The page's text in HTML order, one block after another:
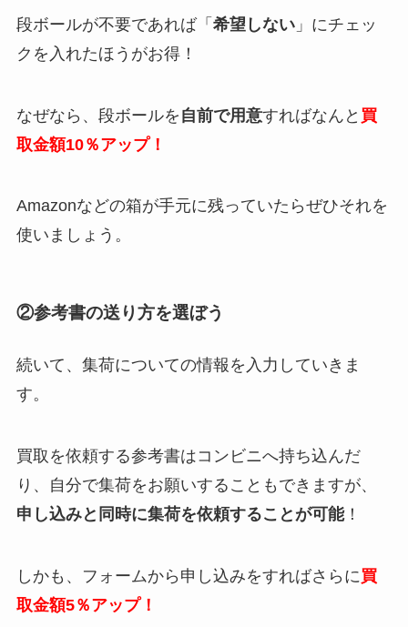
段ボールが不要であれば「 希望しない」にチェッ
クを入れたほうがお得！
なぜなら、段ボールを 自前で用意すればなんと 買
取金額10％アップ！
Amazonなどの箱が手元に残っていたらぜひそれを
使いましょう。
②参考書の送り方を選ぼう
続いて、集荷についての情報を入力していきま
す。
買取を依頼する参考書はコンビニへ持ち込んだ
り、自分で集荷をお願いすることもできますが、
申し込みと同時に集荷を依頼することが可能！
しかも、フォームから申し込みをすればさらに買
取金額5％アップ！